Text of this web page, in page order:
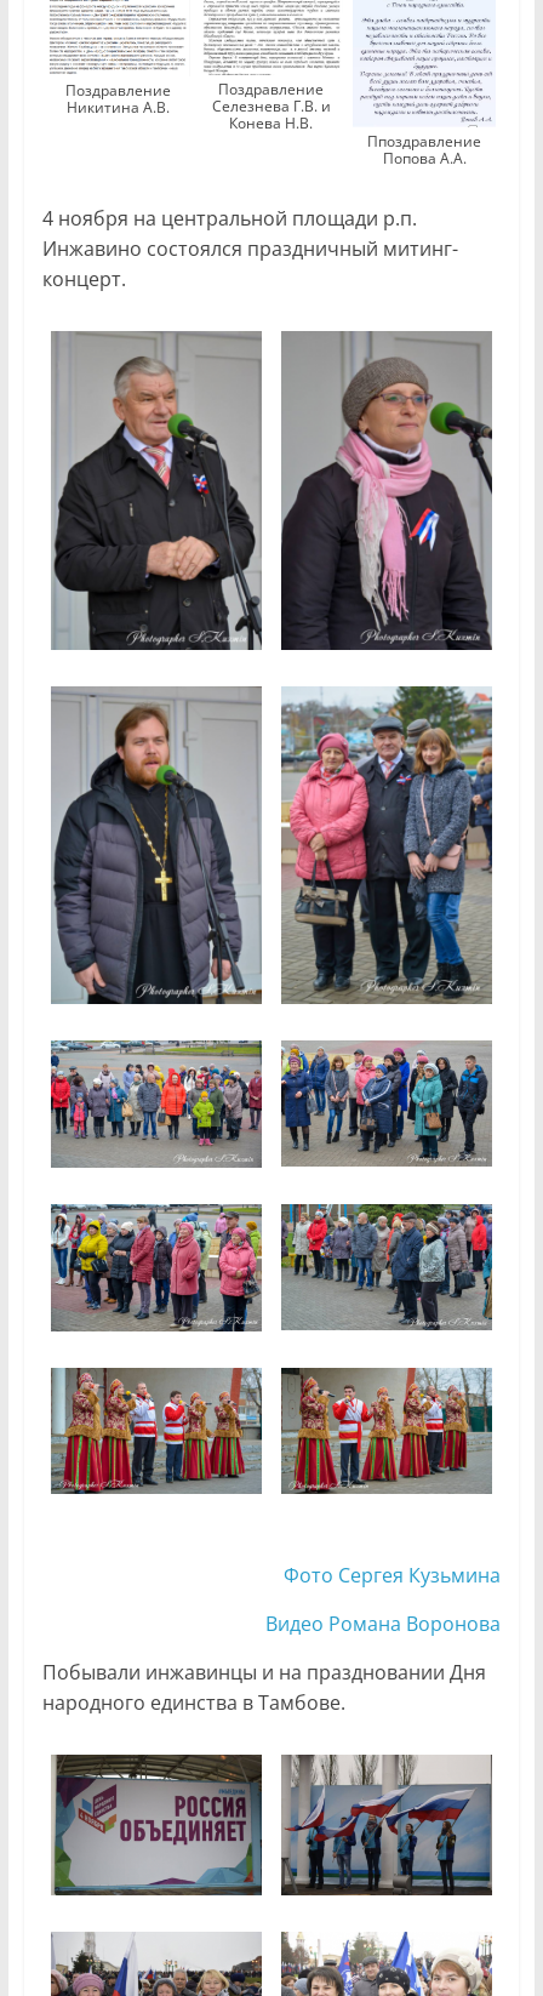
Поздравление
Никитина А.В.
Поздравление
Селезнева Г.В. и
Конева Н.В.
Ппоздравление
Попова А.А.
4 ноября на центральной площади р.п.
Инжавино состоялся праздничный митинг-
концерт.
Фото Сергея Кузьмина
Видео Романа Воронова
Побывали инжавинцы и на праздновании Дня
народного единства в Тамбове.